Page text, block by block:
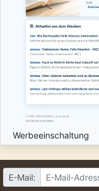
Werbeeinschaltung
E-Mail: